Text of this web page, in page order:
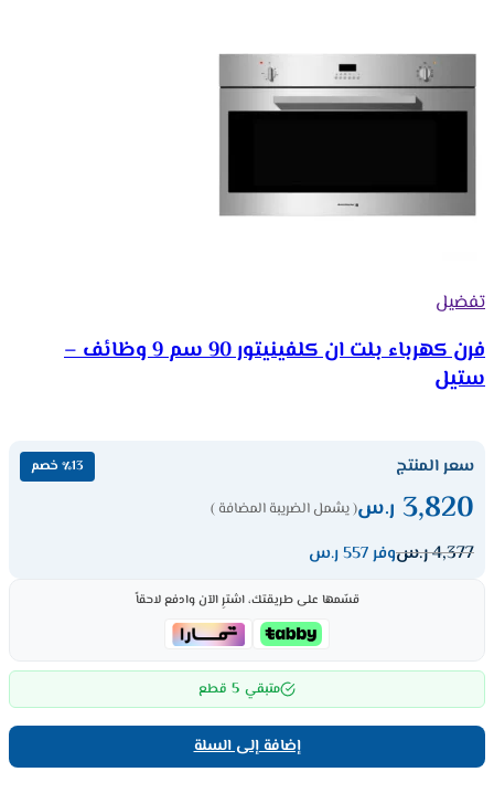
تفضيل
فرن كهرباء بلت ان كلفينيتور 90 سم 9 وظائف –
ستيل
سعر المنتج ٪13 خصم
3,820 ر.س( يشمل الضريبة المضافة )
4,377ر.سوفر 557 ر.س
قسّمها على طريقتك، اشترِ الآن وادفع لاحقاً
متبقي 5 قطع
إضافة إلى السلة